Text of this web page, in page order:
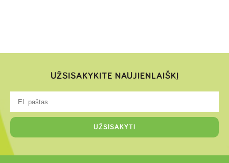
UŽSISAKYKITE NAUJIENLAIŠKĮ